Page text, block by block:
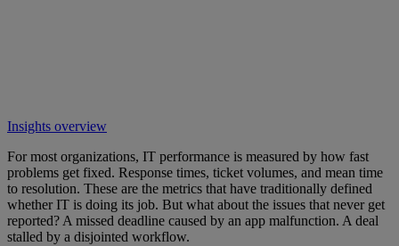
Insights overview
For most organizations, IT performance is measured by how fast
problems get fixed. Response times, ticket volumes, and mean time
to resolution. These are the metrics that have traditionally defined
whether IT is doing its job. But what about the issues that never get
reported? A missed deadline caused by an app malfunction. A deal
stalled by a disjointed workflow.